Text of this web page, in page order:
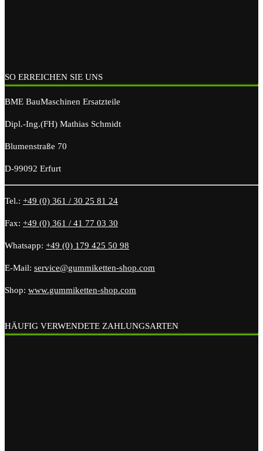
SO ERREICHEN SIE UNS
BME BauMaschinen Ersatzteile
Dipl.-Ing.(FH) Mathias Schmidt
Blumenstraße 70
D-99092 Erfurt
Tel.: +49 (0) 361 / 30 25 81 24
Fax: +49 (0) 361 / 41 77 03 30
Whatsapp: +49 (0) 179 425 50 98
E-Mail: service@gummiketten-shop.com
Shop: www.gummiketten-shop.com
HÄUFIG VERWENDETE ZAHLUNGSARTEN